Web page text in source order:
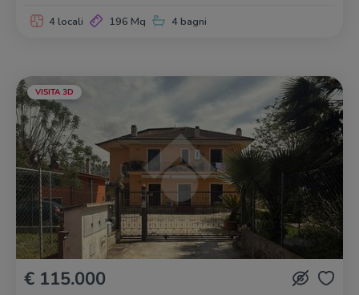
4 locali 196 Mq 4 bagni
VISITA 3D
€ 115.000